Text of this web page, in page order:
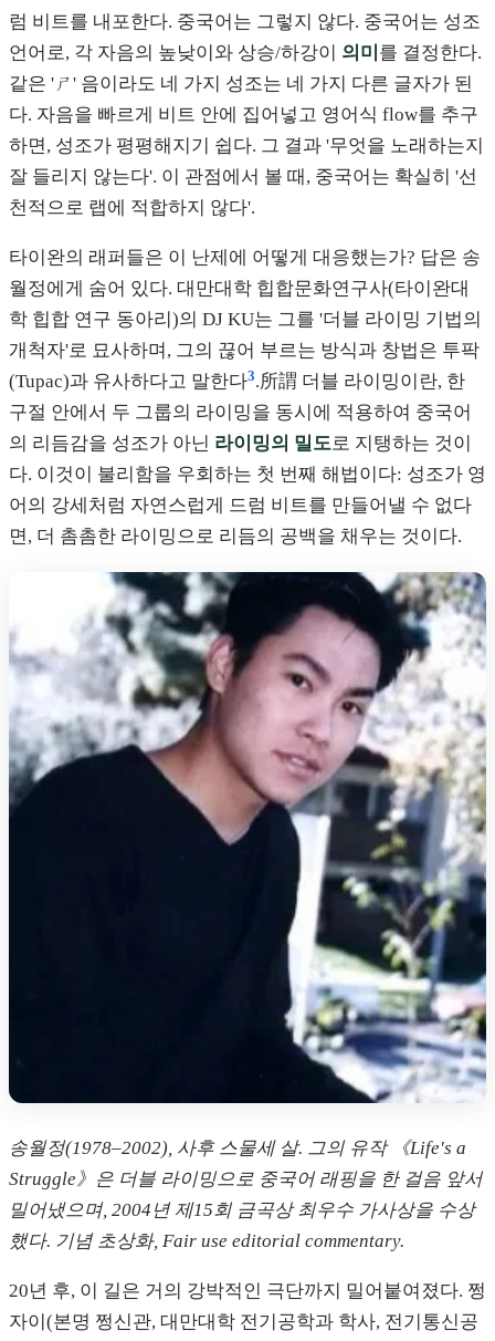
럼 비트를 내포한다. 중국어는 그렇지 않다. 중국어는 성조
언어로, 각 자음의 높낮이와 상승/하강이 의미 를 결정한다.
같은 'ㄕ' 음이라도 네 가지 성조는 네 가지 다른 글자가 된
다. 자음을 빠르게 비트 안에 집어넣고 영어식 flow를 추구
하면, 성조가 평평해지기 쉽다. 그 결과 '무엇을 노래하는지
잘 들리지 않는다'. 이 관점에서 볼 때, 중국어는 확실히 '선
천적으로 랩에 적합하지 않다'.
타이완의 래퍼들은 이 난제에 어떻게 대응했는가? 답은 송
월정에게 숨어 있다. 대만대학 힙합문화연구사(타이완대
학 힙합 연구 동아리)의 DJ KU는 그를 '더블 라이밍 기법의
개척자'로 묘사하며, 그의 끊어 부르는 방식과 창법은 투팍
(Tupac)과 유사하다고 말한다3.所謂 더블 라이밍이란, 한
구절 안에서 두 그룹의 라이밍을 동시에 적용하여 중국어
의 리듬감을 성조가 아닌 라이밍의 밀도로 지탱하는 것이
다. 이것이 불리함을 우회하는 첫 번째 해법이다: 성조가 영
어의 강세처럼 자연스럽게 드럼 비트를 만들어낼 수 없다
면, 더 촘촘한 라이밍으로 리듬의 공백을 채우는 것이다.
송월정(1978–2002), 사후 스물세 살. 그의 유작 《Life's a
Struggle》은 더블 라이밍으로 중국어 래핑을 한 걸음 앞서
밀어냈으며, 2004년 제15회 금곡상 최우수 가사상을 수상
했다. 기념 초상화, Fair use editorial commentary.
20년 후, 이 길은 거의 강박적인 극단까지 밀어붙여졌다. 쩡
자이(본명 쩡신관, 대만대학 전기공학과 학사, 전기통신공